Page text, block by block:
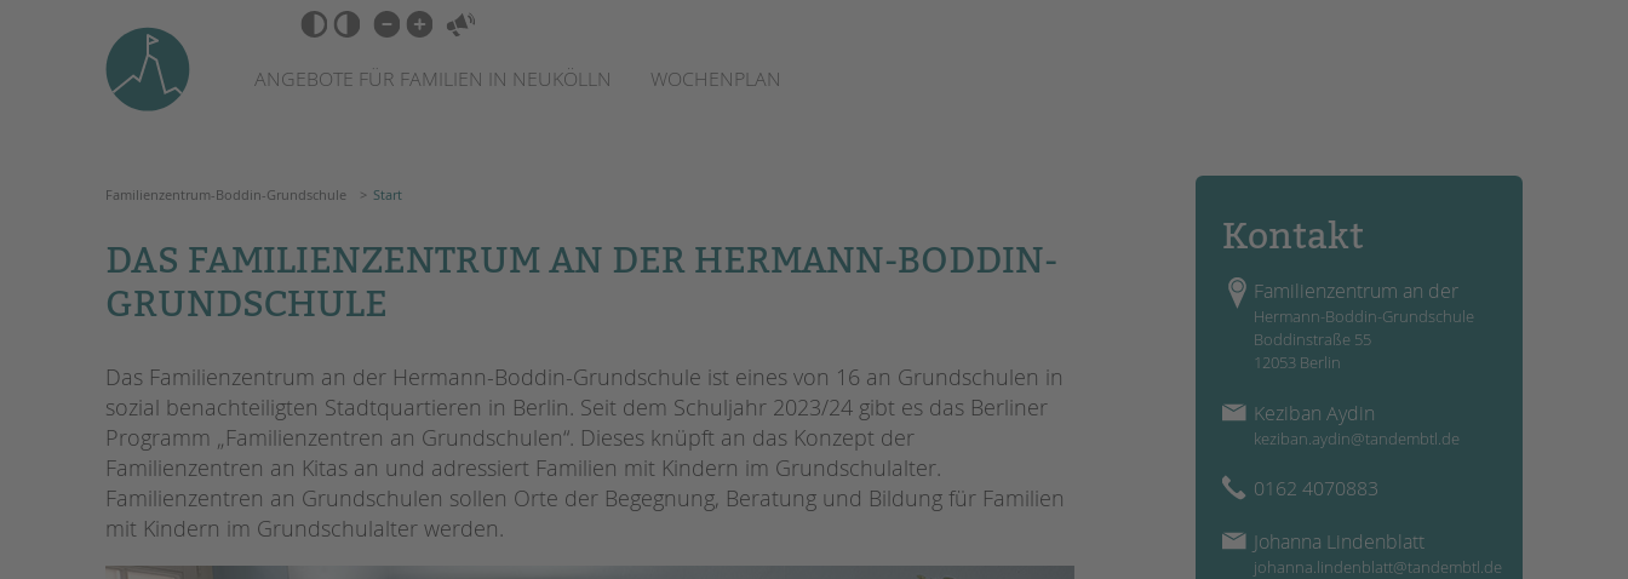
Barrierefrei-
Einstellungen
überspringen
ANGEBOTE FÜR FAMILIEN IN NEUKÖLLN WOCHENPLAN
Familienzentrum-Boddin-Grundschule Start
DAS FAMILIENZENTRUM AN DER HERMANN-BODDIN-
GRUNDSCHULE
Das Familienzentrum an der Hermann-Boddin-Grundschule ist eines von 16 an Grundschulen in
sozial benachteiligten Stadtquartieren in Berlin. Seit dem Schuljahr 2023/24 gibt es das Berliner
Programm
„Familienzentren an Grundschulen“. Dieses knüpft an das Konzept der
Familienzentren an Kitas an und adressiert Familien mit Kindern im Grundschulalter.
Familienzentren an Grundschulen sollen Orte der Begegnung, Beratung und Bildung für Familien
mit Kindern im Grundschulalter werden.
Kontakt
Familienzentrum an der
Hermann-Boddin-Grundschule
Boddinstraße 55
12053 Berlin
Keziban Aydin
keziban.aydin@tandembtl.de
0162 4070883
Johanna Lindenblatt
johanna.lindenblatt@tandembtl.de